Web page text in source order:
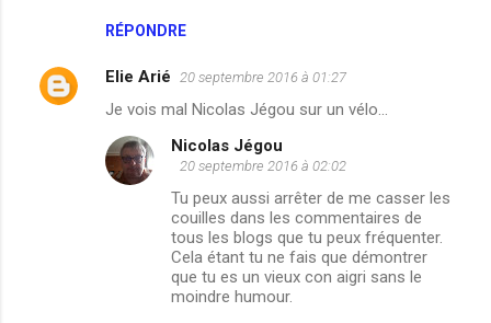
a
i
RÉPONDRE
Elie Arié 20 septembre 2016 à 01:27
Je vois mal Nicolas Jégou sur un vélo...
Nicolas Jégou
20 septembre 2016 à 02:02
Tu peux aussi arrêter de me casser les
couilles dans les commentaires de
tous les blogs que tu peux fréquenter.
Cela étant tu ne fais que démontrer
que tu es un vieux con aigri sans le
moindre humour.